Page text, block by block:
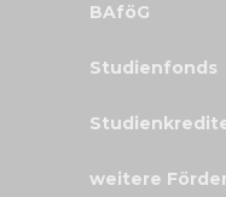
BAföG
Studienfonds
weitere